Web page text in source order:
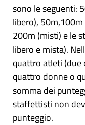
sono le seguenti:
libero),
200m (misti) e le
libero e mista).
quattro atleti (due
quattro donne o
somma dei
staffettisti non
punteggio.